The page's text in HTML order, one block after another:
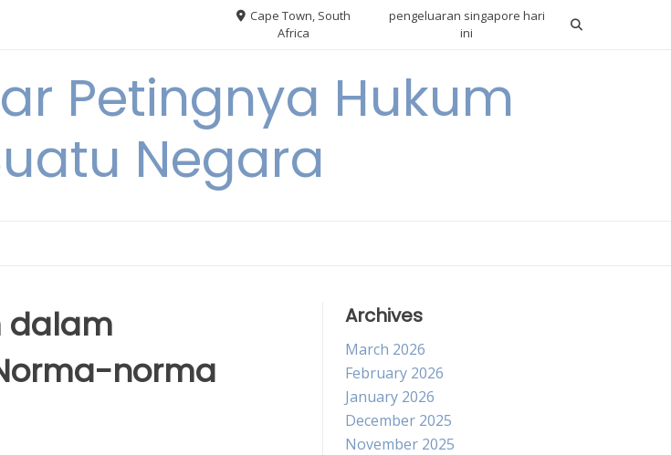
Cape Town, South
Africa
pengeluaran singapore hari
ini
Petingnya Hukum
Negara
dalam
norma
Archives
March 2026
February 2026
January 2026
December 2025
November 2025